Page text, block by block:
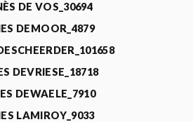
DE VOS_30694
DEMOOR_4879
DEVRIESE_18718
DEWAELE_7910
LAMIROY_9033